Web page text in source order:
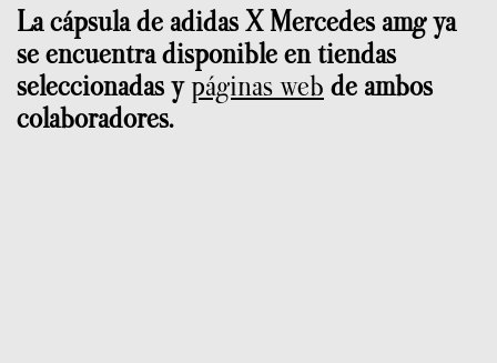
La cápsula de adidas X Mercedes amg ya
se encuentra disponible en tiendas
seleccionadas ypáginas web de ambos
colaboradores.